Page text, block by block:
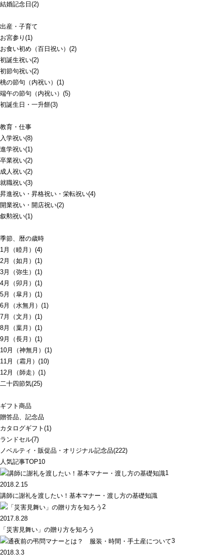
結婚記念日(2)
出産・子育て
お宮参り(1)
お食い初め（百日祝い）(2)
初誕生祝い(2)
初節句祝い(2)
桃の節句（内祝い）(1)
端午の節句（内祝い）(5)
初誕生日・一升餅(3)
教育・仕事
入学祝い(8)
進学祝い(1)
卒業祝い(2)
成人祝い(2)
就職祝い(3)
昇進祝い・昇格祝い・栄転祝い(4)
開業祝い・開店祝い(2)
叙勲祝い(1)
季節、暦の歳時
1月（睦月）(4)
2月（如月）(1)
3月（弥生）(1)
4月（卯月）(1)
5月（皐月）(1)
6月（水無月）(1)
7月（文月）(1)
8月（葉月）(1)
9月（長月）(1)
10月（神無月）(1)
11月（霜月）(10)
12月（師走）(1)
二十四節気(25)
ギフト商品
贈答品、記念品
カタログギフト(1)
ランドセル(7)
ノベルティ・販促品・オリジナル記念品(222)
人気記事TOP10
1
2018.2.15
講師に謝礼を渡したい！基本マナー・渡し方の基礎知識
2
2017.8.28
「災害見舞い」の贈り方を知ろう
3
2018.3.3